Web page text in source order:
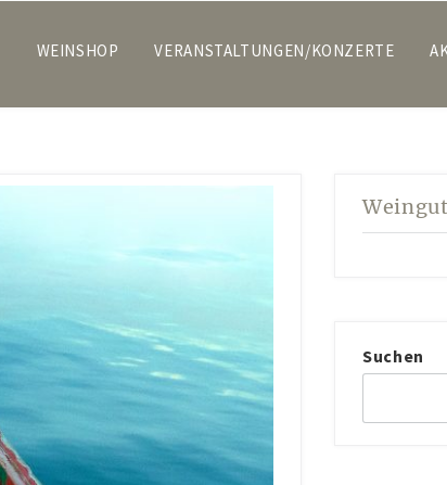
WEINSHOP VERANSTALTUNGEN/KONZERTE
Suchen